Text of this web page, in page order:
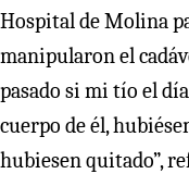
Hospital de Molina
manipularon el
pasado si mi tío el
cuerpo de él,
hubiesen quitado”,